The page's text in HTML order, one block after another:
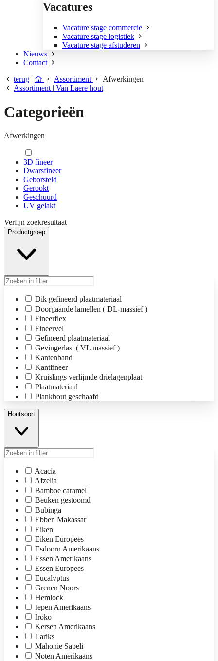
Vacatures
Vacature stage commercie
Vacature stage logistiek
Vacature stage afstuderen
Nieuws
Contact
terug | Assortiment
Afwerkingen
Assortiment | Van Laere hout
Categorieën
Afwerkingen
3D fineer
Dwarsfineer
Geborsteld
Gerookt
Geschuurd
UV gelakt
Verfijn zoekresultaat
Productgroep
Dik gefineerd plaatmateriaal
Doorgaande lamellen ( DL-massief )
Fineerflex
Fineervel
Gefineerd plaatmateriaal
Gevingerlast ( VL massief )
Kantenband
Kantfineer
Kruislings verlijmde drielagenplaat
Plaatmateriaal
Plankhout geschaafd
Houtsoort
Acacia
Afzelia
Bamboe caramel
Beuken gestoomd
Bubinga
Ebben Makassar
Eiken
Eiken Europees
Esdoorn Amerikaans
Essen Amerikaans
Essen Europees
Eucalyptus
Grenen Noors
Hemlock
Iepen Amerikaans
Iroko
Kersen Amerikaans
Lariks
Mahonie Sapeli
Noten Amerikaans